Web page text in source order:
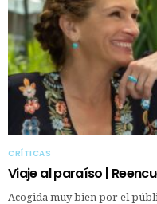
CRÍTICAS
Viaje al paraíso |
Acogida muy bien por el